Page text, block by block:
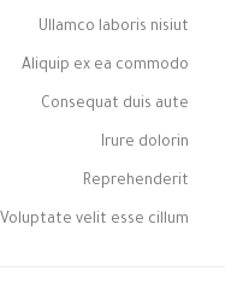
Ullamco laboris nisiut
Aliquip ex ea commodo
Consequat duis aute
Irure dolorin
Reprehenderit
Voluptate velit esse cillum